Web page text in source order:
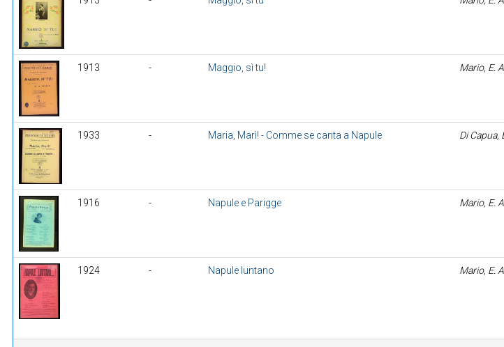
1913 - Maggio, sì tu! Mario, E.
1933 - Maria, Marì! - Comme se canta a Napule Di Capua,
1916 - Napule e Parigge Mario, E.
1924 - Napule luntano Mario, E.